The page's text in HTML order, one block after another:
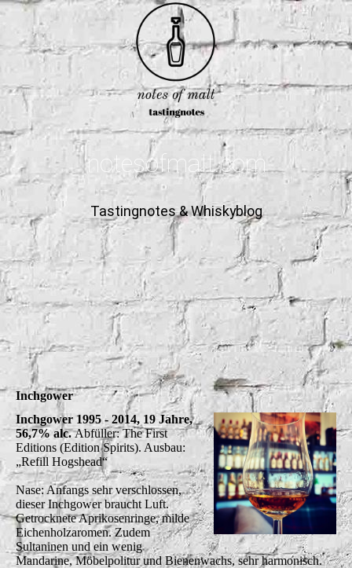
notesofmalt.com
Tastingnotes & Whiskyblog
Inchgower
Inchgower 1995 - 2014, 19 Jahre,
56,7% alc.Abfüller: The First
Editions (Edition Spirits). Ausbau:
„Refill Hogshead“
Nase: Anfangs sehr verschlossen,
dieser Inchgower braucht Luft.
Getrocknete Aprikosenringe, milde
Eichenholzaromen. Zudem
Sultaninen und ein wenig
Mandarine, Möbelpolitur und Bienenwachs, sehr harmonisch.